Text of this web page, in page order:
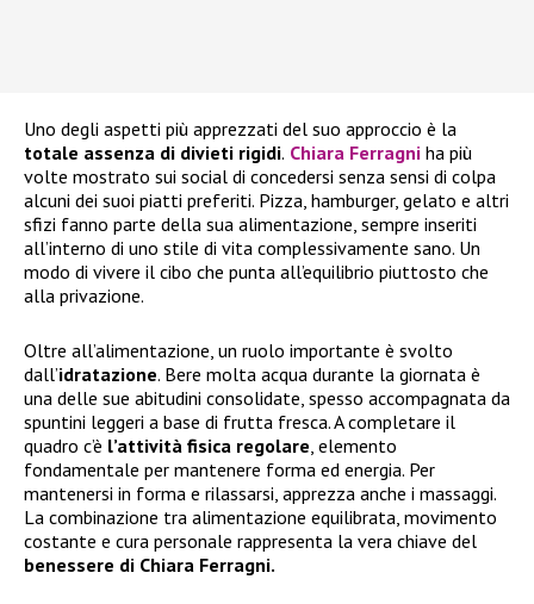
Uno degli aspetti più apprezzati del suo approccio è la
totale assenza di divieti rigidi. Chiara Ferragni ha più
volte mostrato sui social di concedersi senza sensi di colpa
alcuni dei suoi piatti preferiti. Pizza, hamburger, gelato e altri
sfizi fanno parte della sua alimentazione, sempre inseriti
all’interno di uno stile di vita complessivamente sano. Un
modo di vivere il cibo che punta all’equilibrio piuttosto che
alla privazione.
Oltre all’alimentazione, un ruolo importante è svolto
dall’idratazione. Bere molta acqua durante la giornata è
una delle sue abitudini consolidate, spesso accompagnata da
spuntini leggeri a base di frutta fresca. A completare il
quadro c’è l’attività fisica regolare , elemento
fondamentale per mantenere forma ed energia. Per
mantenersi in forma e rilassarsi, apprezza anche i massaggi.
La combinazione tra alimentazione equilibrata, movimento
costante e cura personale rappresenta la vera chiave del
benessere di Chiara Ferragni.